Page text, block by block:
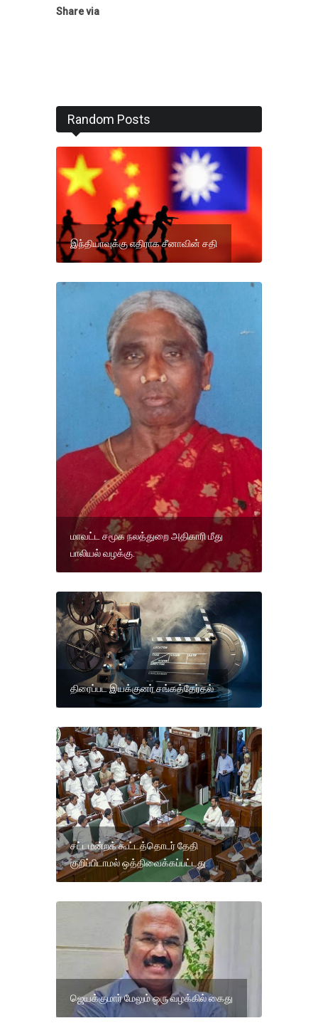
Share via
Random Posts
இந்தியாவுக்கு எதிராக சீனாவின் சதி
மாவட்ட சமூக நலத்துறை அதிகாரி மீது
பாலியல் வழக்கு.
திரைப்பட இயக்குனர் சங்கத்தேர்தல்
சட்டமன்றக் கூட்டத்தொடர் தேதி
குறிப்பிடாமல் ஒத்திவைக்கப்பட்டது.
ஜெயக்குமார் மேலும் ஒரு வழக்கில் கைது